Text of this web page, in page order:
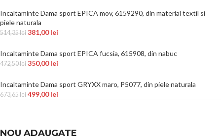
Incaltaminte Dama sport EPICA mov, 6159290, din material textil si
piele naturala
514,35lei 381,00lei
Incaltaminte Dama sport EPICA fucsia, 615908, din nabuc
472,50lei 350,00lei
Incaltaminte Dama sport GRYXX maro, P5077, din piele naturala
673,65lei 499,00lei
NOU ADAUGATE